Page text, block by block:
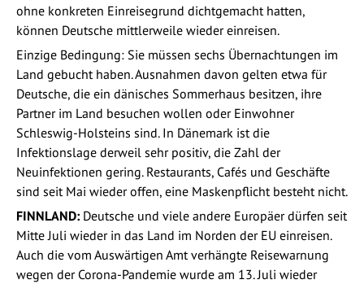
ohne konkreten Einreisegrund dichtgemacht hatten,
können Deutsche mittlerweile wieder einreisen.
Einzige Bedingung: Sie müssen sechs Übernachtungen im
Land gebucht haben. Ausnahmen davon gelten etwa für
Deutsche, die ein dänisches Sommerhaus besitzen, ihre
Partner im Land besuchen wollen oder Einwohner
Schleswig-Holsteins sind. In Dänemark ist die
Infektionslage derweil sehr positiv, die Zahl der
Neuinfektionen gering. Restaurants, Cafés und Geschäfte
sind seit Mai wieder offen, eine Maskenpflicht besteht nicht.
FINNLAND: Deutsche und viele andere Europäer dürfen seit
Mitte Juli wieder in das Land im Norden der EU einreisen.
Auch die vom Auswärtigen Amt verhängte Reisewarnung
wegen der Corona-Pandemie wurde am 13. Juli wieder